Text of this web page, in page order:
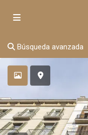
Búsqueda avanzada